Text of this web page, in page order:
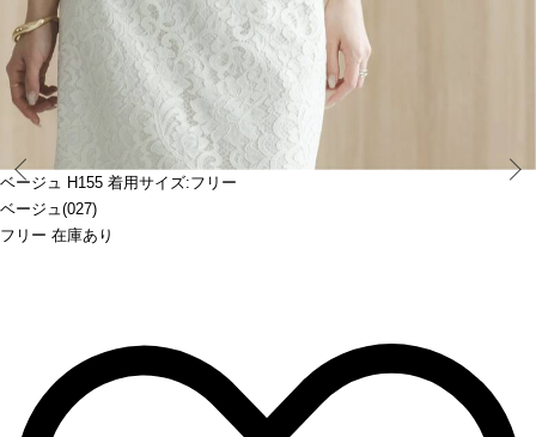
ベージュ H155 着用サイズ:フリー
ベージュ(027)
フリー 在庫あり